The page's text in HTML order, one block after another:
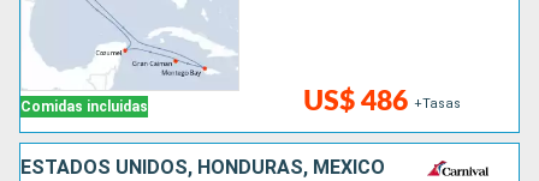
Comidas incluidas US$ 486 +Tasas
ESTADOS UNIDOS, HONDURAS, MÉXICO